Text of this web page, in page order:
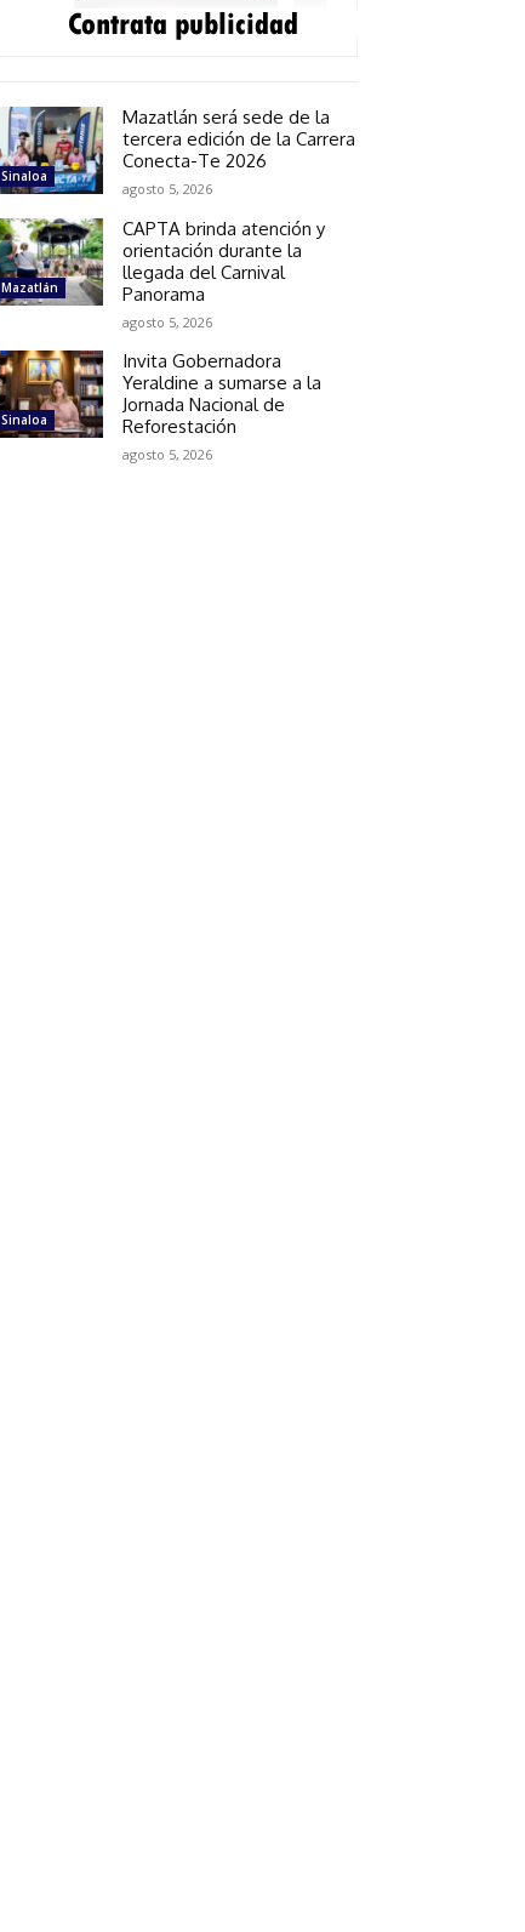
Sinaloa
Mazatlán será sede de la
tercera edición de la Carrera
Conecta-Te 2026
agosto 5, 2026
Mazatlán
CAPTA brinda atención y
orientación durante la
llegada del Carnival
Panorama
agosto 5, 2026
Sinaloa
Invita Gobernadora
Yeraldine a sumarse a la
Jornada Nacional de
Reforestación
agosto 5, 2026